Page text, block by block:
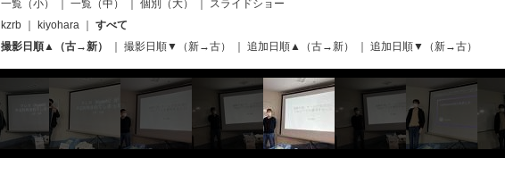
一覧（小） 一覧（中） 個別（大）
スライドショー
kzrb
kiyohara
すべて
撮影日順▲（古→新）
撮影日順▼（新→古） 追加日順▲（古→新） 追加日順▼（新→古）